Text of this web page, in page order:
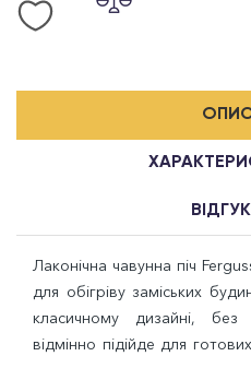
Лаконічна чавунна піч
для обігріву заміських
класичному дизайні,
відмінно підійде для